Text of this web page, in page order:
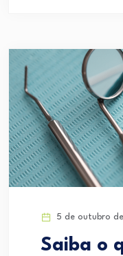
5 de outubro
Saiba o